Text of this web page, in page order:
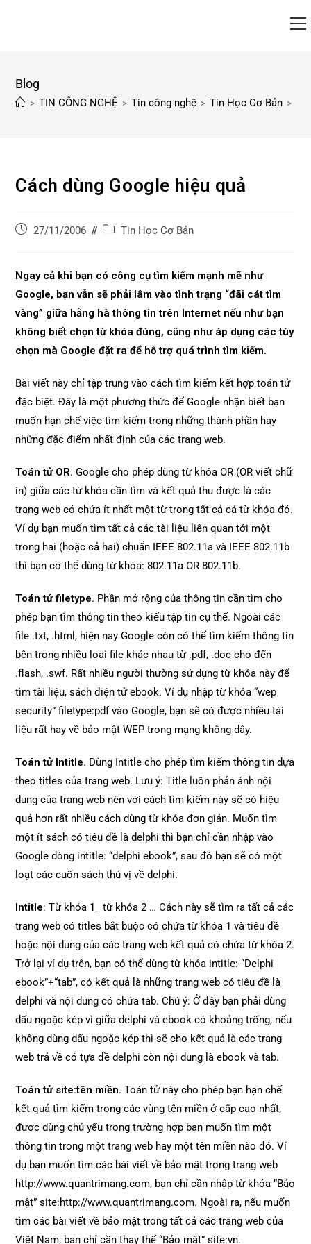
Blog
> TIN CÔNG NGHỆ > Tin công nghệ > Tin Học Cơ Bản >
Cách dùng Google hiệu quả
27/11/2006 Tin Học Cơ Bản
Ngay cả khi bạn có công cụ tìm kiếm mạnh mẽ như
Google, bạn vẫn sẽ phải lâm vào tình trạng “đãi cát tìm
vàng” giữa hằng hà thông tin trên Internet nếu như bạn
không biết chọn từ khóa đúng, cũng như áp dụng các tùy
chọn mà Google đặt ra để hỗ trợ quá trình tìm kiếm.
Bài viết này chỉ tập trung vào cách tìm kiếm kết hợp toán tử
đặc biệt. Đây là một phương thức để Google nhận biết bạn
muốn hạn chế việc tìm kiếm trong những thành phần hay
những đặc điểm nhất định của các trang web.
Toán tử OR. Google cho phép dùng từ khóa OR (OR viết chữ
in) giữa các từ khóa cần tìm và kết quả thu được là các
trang web có chứa ít nhất một từ trong tất cả cá từ khóa đó.
Ví dụ bạn muốn tìm tất cả các tài liệu liên quan tới một
trong hai (hoặc cả hai) chuẩn IEEE 802.11a và IEEE 802.11b
thì bạn có thể dùng từ khóa: 802.11a OR 802.11b.
Toán tử filetype. Phần mở rộng của thông tin cần tìm cho
phép bạn tìm thông tin theo kiểu tập tin cụ thể. Ngoài các
file .txt, .html, hiện nay Google còn có thể tìm kiếm thông tin
bên trong nhiều loại file khác nhau từ .pdf, .doc cho đến
.flash, .swf. Rất nhiều người thường sử dụng từ khóa này để
tìm tài liệu, sách điện tử ebook. Ví dụ nhập từ khóa “wep
security” filetype:pdf vào Google, bạn sẽ có được nhiều tài
liệu rất hay về bảo mật WEP trong mạng không dây.
Toán tử Intitle. Dùng Intitle cho phép tìm kiếm thông tin dựa
theo titles của trang web. Lưu ý: Title luôn phản ánh nội
dung của trang web nên với cách tìm kiếm này sẽ có hiệu
quả hơn rất nhiều cách dùng từ khóa đơn giản. Muốn tìm
một ít sách có tiêu đề là delphi thì bạn chỉ cần nhập vào
Google dòng intitle: “delphi ebook”, sau đó bạn sẽ có một
loạt các cuốn sách thú vị về delphi.
Intitle: Từ khóa 1_ từ khóa 2 … Cách này sẽ tìm ra tất cả các
trang web có titles bắt buộc có chứa từ khóa 1 và tiêu đề
hoặc nội dung của các trang web kết quả có chứa từ khóa 2.
Trở lại ví dụ trên, bạn có thể dùng từ khóa intitle: “Delphi
ebook”+“tab”, có kết quả là những trang web có tiêu đề là
delphi và nội dung có chứa tab. Chú ý: Ở đây bạn phải dùng
dấu ngoặc kép vì giữa delphi và ebook có khoảng trống, nếu
không dùng dấu ngoặc kép thì sẽ cho kết quả là các trang
web trả về có tựa đề delphi còn nội dung là ebook và tab.
Toán tử site:tên miền. Toán tử này cho phép bạn hạn chế
kết quả tìm kiếm trong các vùng tên miền ở cấp cao nhất,
được dùng chủ yếu trong trường hợp bạn muốn tìm một
thông tin trong một trang web hay một tên miền nào đó. Ví
dụ bạn muốn tìm các bài viết về bảo mật trong trang web
http://www.quantrimang.com, bạn chỉ cần nhập từ khóa “Bảo
mật” site:http://www.quantrimang.com. Ngoài ra, nếu muốn
tìm các bài viết về bảo mật trong tất cả các trang web của
Việt Nam, bạn chỉ cần thay thế “Bảo mật” site:vn.